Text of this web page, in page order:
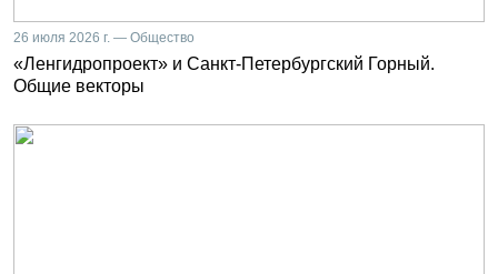
26 июля 2026 г. — Общество
«Ленгидропроект» и Санкт-Петербургский Горный.
Общие векторы